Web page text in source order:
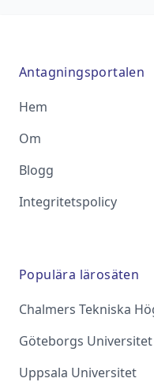
Antagningsportalen
Hem
Om
Blogg
Integritetspolicy
Populära lärosäten
Chalmers Tekniska
Göteborgs Universitet
Uppsala Universitet